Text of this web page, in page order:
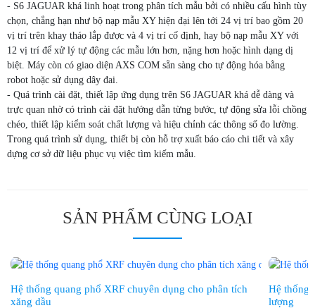
- S6 JAGUAR khá linh hoạt trong phân tích mẫu bởi có nhiều cấu hình tùy
chọn, chẳng hạn như bộ nạp mẫu XY hiện đại lên tới 24 vị trí bao gồm 20
vị trí trên khay tháo lắp được và 4 vị trí cố định, hay bộ nạp mẫu XY với
12 vị trí để xử lý tự động các mẫu lớn hơn, nặng hơn hoặc hình dạng dị
biệt. Máy còn có giao diện AXS COM sẵn sàng cho tự động hóa bằng
robot hoặc sử dụng dây đai.
- Quá trình cài đặt, thiết lập ứng dụng trên S6 JAGUAR khá dễ dàng và
trực quan nhờ có trình cài đặt hướng dẫn từng bước, tự động sửa lỗi chồng
chéo, thiết lập kiểm soát chất lượng và hiệu chỉnh các thông số đo lường.
Trong quá trình sử dụng, thiết bị còn hỗ trợ xuất báo cáo chi tiết và xây
dựng cơ sở dữ liệu phục vụ việc tìm kiếm mẫu.
SẢN PHẨM CÙNG LOẠI
Hệ thống quang phổ XRF chuyên dụng cho phân tích
xăng dầu
Hệ thống
lượng